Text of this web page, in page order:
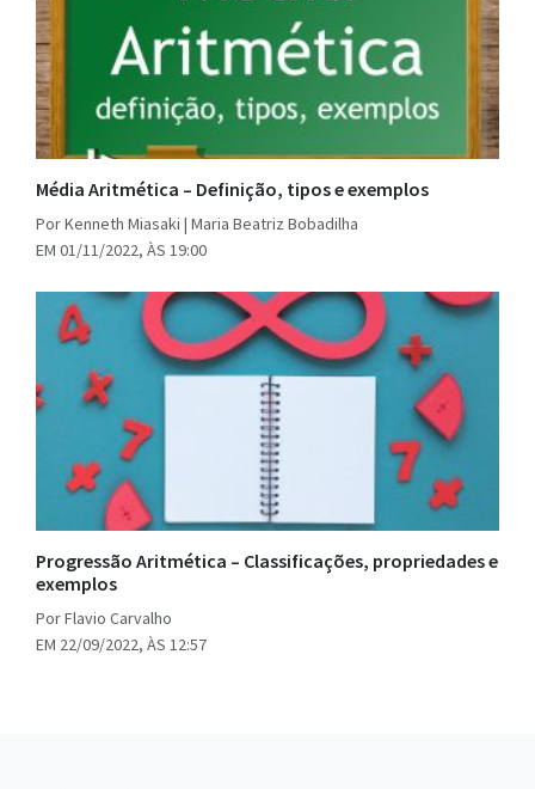
Média Aritmética – Definição, tipos e exemplos
Por Kenneth Miasaki | Maria Beatriz Bobadilha
EM 01/11/2022, ÀS 19:00
Progressão Aritmética – Classificações, propriedades e
exemplos
Por Flavio Carvalho
EM 22/09/2022, ÀS 12:57